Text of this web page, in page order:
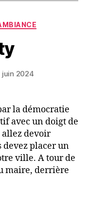
juin 2024
la démocratie
avec un doigt de
allez devoir
devez placer un
ville. A tour de
maire, derrière